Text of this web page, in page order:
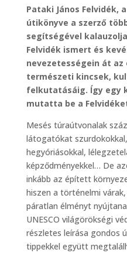
Pataki János Felvidék,
útikönyve a szerző
segítségével
Felvidék ismert és
nevezetességein át
természeti kincsek,
felkutatásáig. Így egy
mutatta be a
Mesés túraútvonalak
látogatókat
hegyóriásokkal,
képződményekkel… De
inkább az épített
hiszen a történelmi
páratlan élményt
UNESCO világörökségi
részletes leírása gondos
tippekkel együtt